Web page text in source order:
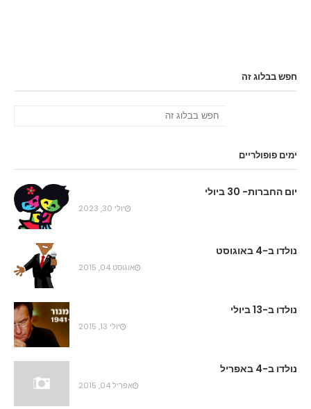
חפש בבלוג זה
ימים פופולריים
יום החברות- 30 ביולי
יולי 30, 2023
נולדו ב-4 באוגוסט
אוגוסט 04, 2015
נולדו ב-13 ביולי
יולי 13, 2015
נולדו ב-4 באפריל
אפריל 04, 2015